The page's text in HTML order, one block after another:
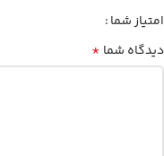
امتیاز شما
دیدگاه شما *